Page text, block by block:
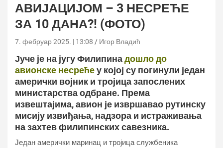
АВИЈАЦИЈОМ – 3 НЕСРЕЋЕ
ЗА 10 ДАНА?! (ФОТО)
7. фебруар 2025. | 13:08 Игор Владић
Јуче је на југу Филипинадошло до
авионске несрећеу којој су погинули један
амерички војник и тројица запослених
министарства одбране. Према
извештајима, авион је извршавао рутинску
мисију извиђања, надзора и истраживања
на захтев филипинских савезника.
Један амерички маринац и тројица службеника